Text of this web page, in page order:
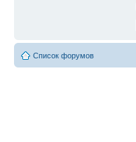
Список форумов